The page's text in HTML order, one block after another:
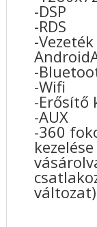
-DSP
-RDS
-
-
-Wifi
-Erősítő
-AUX
-360
változat)